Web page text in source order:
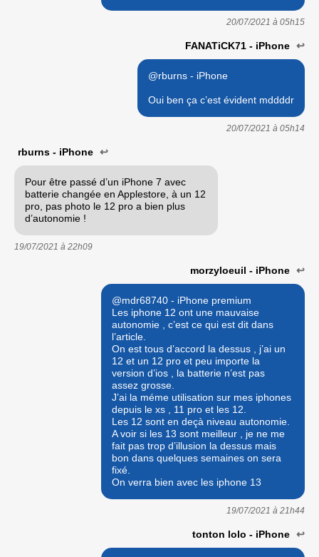
20/07/2021 à 05h15
FANATiCK71 - iPhone ↩
@rburns - iPhone
Oui ben ça c’est évident mddddr
20/07/2021 à 05h14
rburns - iPhone ↩
Pour être passé d’un iPhone 7 avec
batterie changée en Applestore, à un 12
pro, pas photo le 12 pro a bien plus
d’autonomie !
19/07/2021 à 22h09
morzyloeuil - iPhone ↩
@mdr68740 - iPhone premium
Les iphone 12 ont une mauvaise
autonomie , c’est ce qui est dit dans
l’article.
On est tous d’accord la dessus , j’ai un
12 et un 12 pro et peu importe la
version d’ios , la batterie n’est pas
assez grosse.
J’ai la méme utilisation sur mes iphones
depuis le xs , 11 pro et les 12.
Les 12 sont en deçà niveau autonomie.
A voir si les 13 sont meilleur , je ne me
fait pas trop d’illusion la dessus mais
bon dans quelques semaines on sera
fixé.
On verra bien avec les iphone 13
19/07/2021 à 21h44
tonton lolo - iPhone ↩